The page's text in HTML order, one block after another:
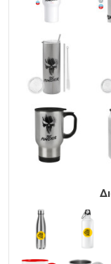
Παρατήρηση
:
διαθέτει
προσφέρουν
και είναι
σε τσάντα με
διαρροές από το